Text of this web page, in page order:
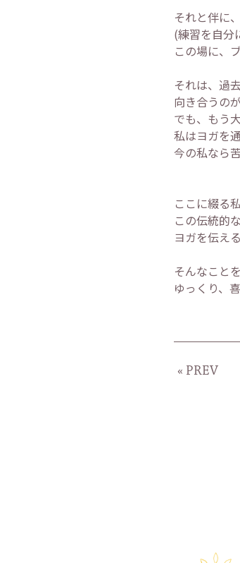
それと伴に
(練習を自分
この場に、
それは、過
向き合うの
でも、もう
私はヨガを
今の私なら
ここに綴る
この伝統的
ヨガを伝え
そんなこと
ゆっくり、
« PREV